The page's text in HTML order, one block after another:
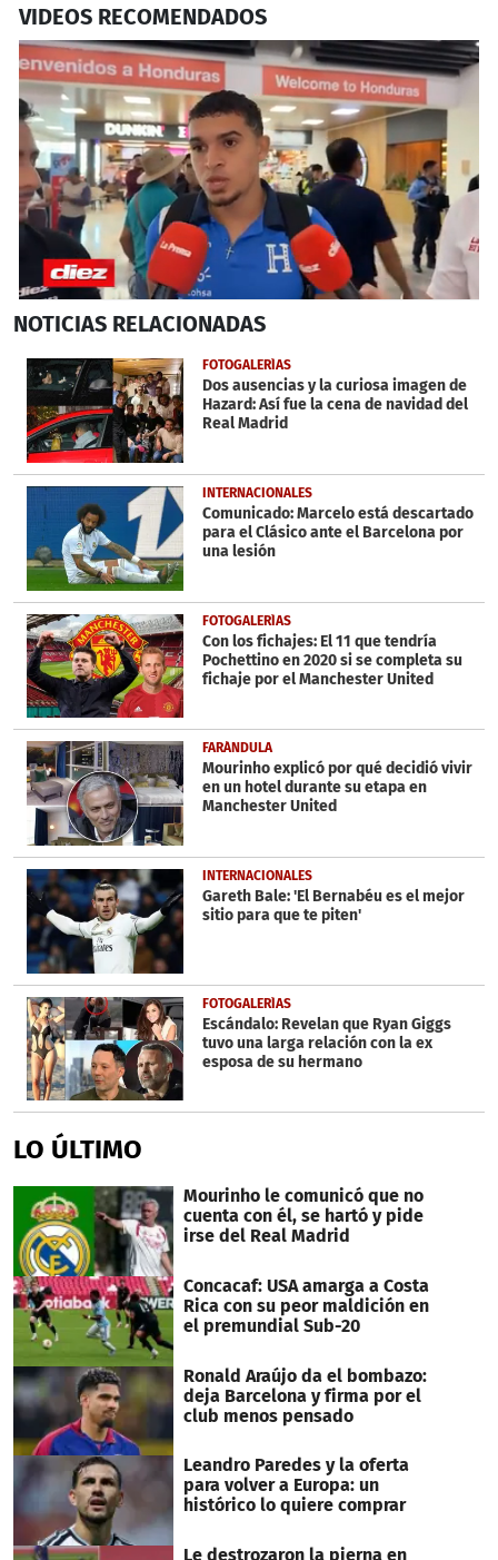
VIDEOS RECOMENDADOS
seconds
8
minutes,
seconds
NOTICIAS RELACIONADAS
FOTOGALERÍAS
Dos ausencias y la curiosa imagen de
Hazard: Así fue la cena de navidad del
Real Madrid
INTERNACIONALES
Comunicado: Marcelo está descartado
para el Clásico ante el Barcelona por
una lesión
FOTOGALERÍAS
Con los fichajes: El 11 que tendría
Pochettino en 2020 si se completa su
fichaje por el Manchester United
FARÁNDULA
Mourinho explicó por qué decidió vivir
en un hotel durante su etapa en
Manchester United
INTERNACIONALES
Gareth Bale: 'El Bernabéu es el mejor
sitio para que te piten'
FOTOGALERÍAS
Escándalo: Revelan que Ryan Giggs
tuvo una larga relación con la ex
esposa de su hermano
LO ÚLTIMO
Mourinho le comunicó que no
cuenta con él, se hartó y pide
irse del Real Madrid
Concacaf: USA amarga a Costa
Rica con su peor maldición en
el premundial Sub-20
Ronald Araújo da el bombazo:
deja Barcelona y firma por el
club menos pensado
Leandro Paredes y la oferta
para volver a Europa: un
histórico lo quiere comprar
Le destrozaron la pierna en